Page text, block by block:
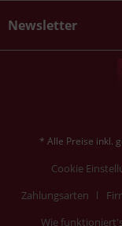
Newsletter
* Alle Preise inkl.
Cookie
Zahlungsarten
Wie